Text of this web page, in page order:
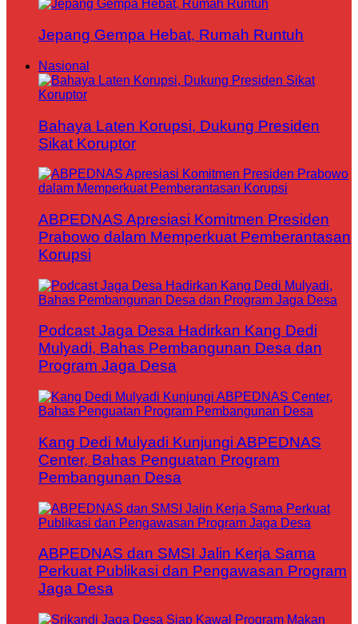
Jepang Gempa Hebat, Rumah Runtuh
Nasional
Bahaya Laten Korupsi, Dukung Presiden
Sikat Koruptor
ABPEDNAS Apresiasi Komitmen Presiden
Prabowo dalam Memperkuat Pemberantasan
Korupsi
Podcast Jaga Desa Hadirkan Kang Dedi
Mulyadi, Bahas Pembangunan Desa dan
Program Jaga Desa
Kang Dedi Mulyadi Kunjungi ABPEDNAS
Center, Bahas Penguatan Program
Pembangunan Desa
ABPEDNAS dan SMSI Jalin Kerja Sama
Perkuat Publikasi dan Pengawasan Program
Jaga Desa